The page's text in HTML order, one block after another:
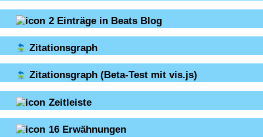
2 Einträge in Beats Blog
Zitationsgraph
Zitationsgraph (Beta-Test mit vis.js)
Zeitleiste
16 Erwähnungen